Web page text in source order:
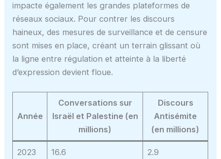
impacte également les grandes plateformes de
réseaux sociaux. Pour contrer les discours
haineux, des mesures de surveillance et de censure
sont mises en place, créant un terrain glissant où
la ligne entre régulation et atteinte à la liberté
d’expression devient floue.
Année
Conversations sur
Israël et Palestine (en
millions)
Discours
Antisémite
(en millions)
2023 16.6 2.9